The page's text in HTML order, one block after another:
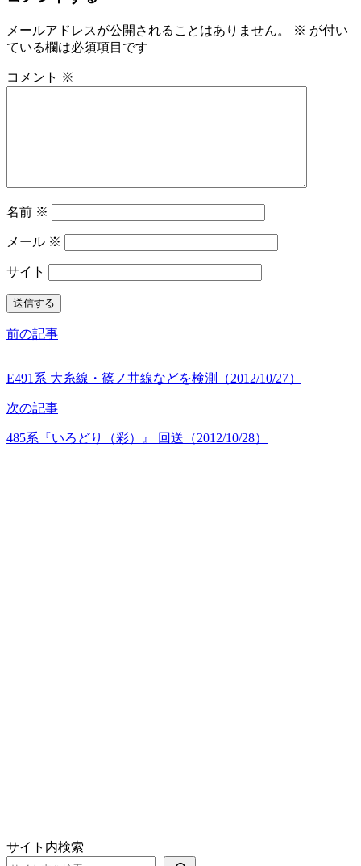
メールアドレスが公開されることはありません。 ※ が付い
ている欄は必須項目です
コメント ※
名前 ※
メール ※
サイト
前の記事
E491系 大糸線・篠ノ井線などを検測（2012/10/27）
次の記事
485系『いろどり（彩）』 回送（2012/10/28）
サイト内検索